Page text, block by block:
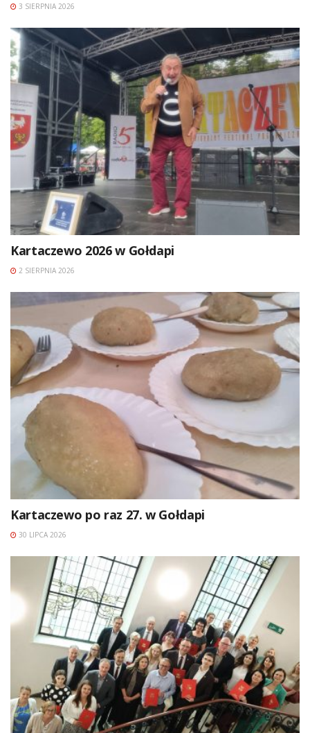
3 SIERPNIA 2026
Kartaczewo 2026 w Gołdapi
2 SIERPNIA 2026
Kartaczewo po raz 27. w Gołdapi
30 LIPCA 2026